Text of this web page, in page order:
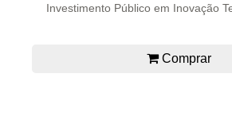
Investimento Público em Inovação
Comprar